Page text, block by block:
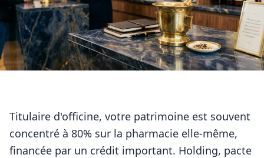
Titulaire d'officine, votre patrimoine est souvent
concentré à 80% sur la pharmacie elle-même,
financée par un crédit important. Holding, pacte